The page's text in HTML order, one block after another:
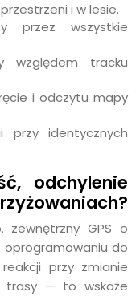
i w lesie.
przez wszystkie
względem tracku
i odczytu mapy
przy identycznych
odchylenie
zewnętrzny GPS o
oprogramowaniu do
przy zmianie
trasy — to wskaże